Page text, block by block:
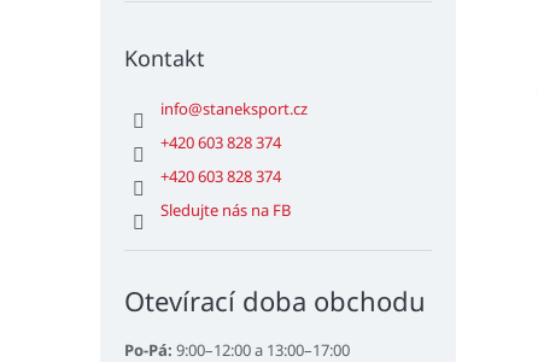
Kontakt
info@staneksport.cz
+420 603 828 374
+420 603 828 374
Sledujte nás na FB
Otevírací doba obchodu
Po-Pá: 9:00–12:00 a 13:00–17:00